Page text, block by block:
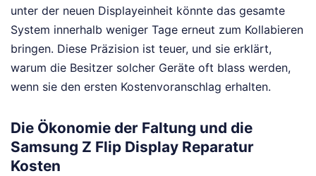
unter der neuen Displayeinheit könnte das gesamte
System innerhalb weniger Tage erneut zum Kollabieren
bringen. Diese Präzision ist teuer, und sie erklärt,
warum die Besitzer solcher Geräte oft blass werden,
wenn sie den ersten Kostenvoranschlag erhalten.
Die Ökonomie der Faltung und die
Samsung Z Flip Display Reparatur
Kosten